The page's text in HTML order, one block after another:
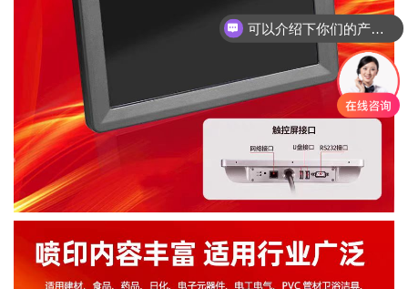
可以介绍下你们的产品么